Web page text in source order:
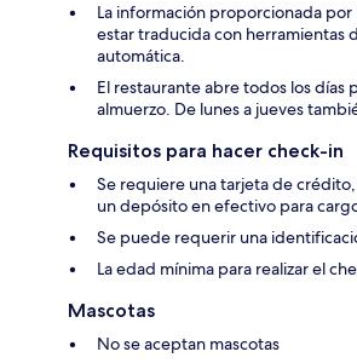
La información proporcionada
estar traducida con herramientas
automática.
El restaurante abre todos los días
almuerzo. De lunes a jueves
Requisitos para hacer check-in
Se requiere una tarjeta de
un depósito en efectivo para
Se puede requerir una
La edad mínima para realizar el
Mascotas
No se aceptan mascotas